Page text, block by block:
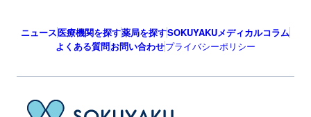
ニュース医療機関を探す薬局を探すSOKUYAKUメディカルコラム
よくある質問お問い合わせプライバシーポリシー